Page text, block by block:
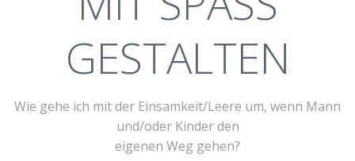
GESTALTEN
Wie gehe ich mit der Einsamkeit/Leere um, wenn Mann
und/oder Kinder den
eigenen Weg gehen?